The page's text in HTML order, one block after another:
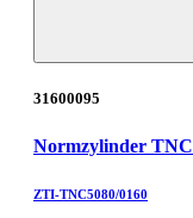
31600095
Normzylinder
ZTI-TNC5080/0160